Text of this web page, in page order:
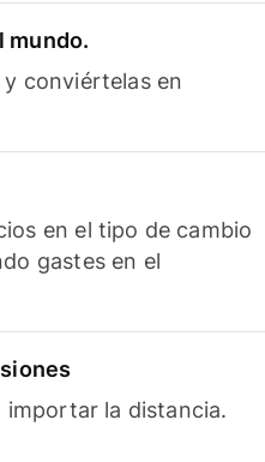
mundo.
conviértelas en
en el tipo de cambio
gastes en el
importar la distancia.